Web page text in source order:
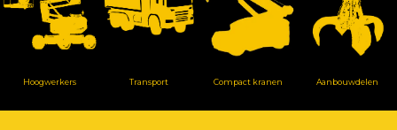
Hoogwerkers Transport Compact kranen Aanbouwdelen